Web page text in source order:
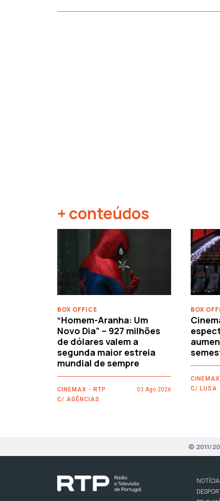
+ conteúdos
BOX OFFICE
“Homem-Aranha: Um
Novo Dia” – 927 milhões
de dólares valem a
segunda maior estreia
mundial de sempre
CINEMAX - RTP
C/ AGÊNCIAS
03 Ago 2026
BOX
C/ LUSA
© 2011/